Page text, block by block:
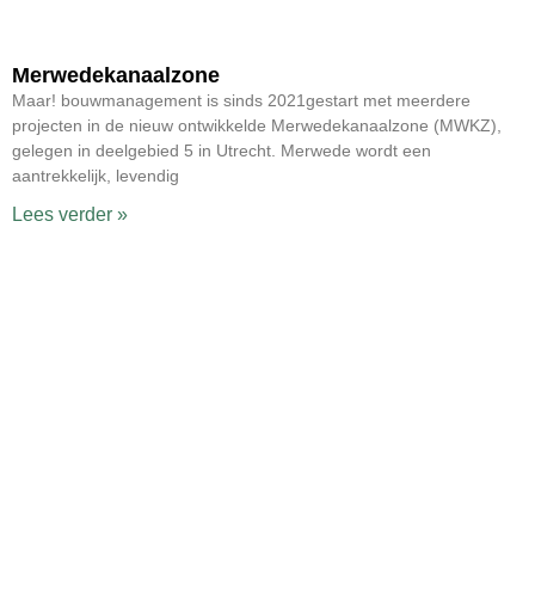
Merwedekanaalzone
Maar! bouwmanagement is sinds 2021gestart met meerdere
projecten in de nieuw ontwikkelde Merwedekanaalzone (MWKZ),
gelegen in deelgebied 5 in Utrecht. Merwede wordt een
aantrekkelijk, levendig
Lees verder »